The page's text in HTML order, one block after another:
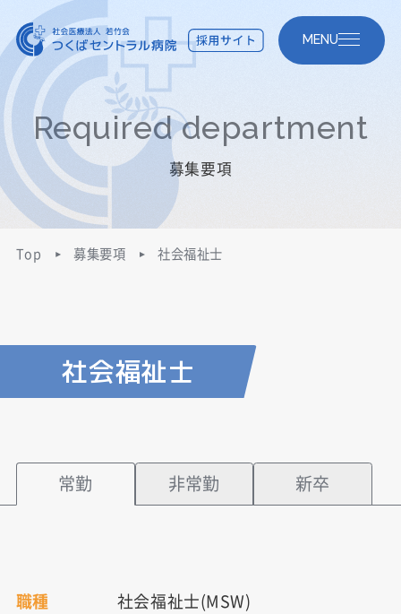
MENU
Required department
募集要項
Top 募集要項 社会福祉士
社会福祉士
常勤 非常勤 新卒
職種 社会福祉士(MSW)